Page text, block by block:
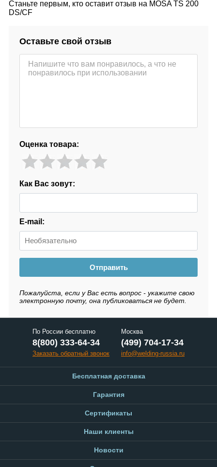
Станьте первым, кто оставит отзыв на MOSA TS 200
DS/CF
Оставьте свой отзыв
Оценка товара:
Как Вас зовут:
E-mail:
Отправить
Пожалуйста, если у Вас есть вопрос - укажите свою
электронную почту, она публиковаться не будет.
По России бесплатно
8(800) 333-64-34
Заказать обратный звонок
Москва
(499) 704-17-34
info@welding-russia.ru
Бесплатная доставка
Гарантия
Сертификаты
Наши клиенты
Новости